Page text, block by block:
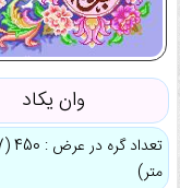
وان یکاد
متر)